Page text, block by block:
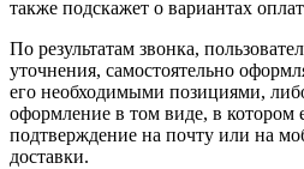
также подскажет о вариантах
По результатам звонка,
уточнения, самостоятельно
его необходимыми позициями,
оформление в том виде, в котором
подтверждение на почту или на
доставки.